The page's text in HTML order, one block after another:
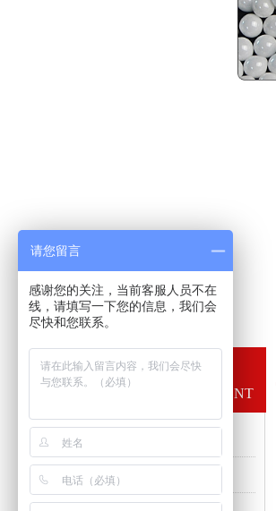
QUALITY MANAGEMENT
质量管理
请您留言
感谢您的关注，当前客服人员不在
线，请填写一下您的信息，我们会
尽快和您联系。